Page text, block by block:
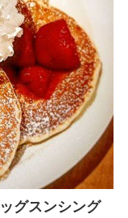
グスンシング